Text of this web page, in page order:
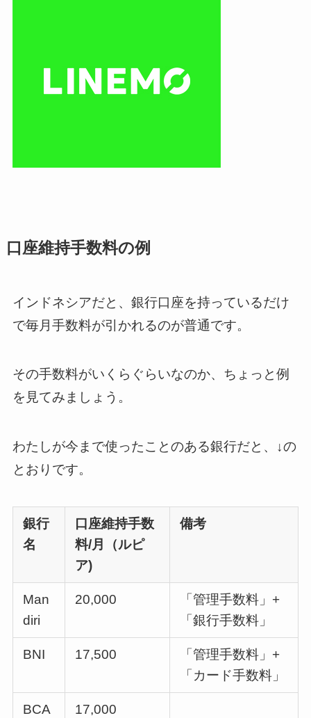
口座維持手数料の例
インドネシアだと、銀行口座を持っているだけ
で毎月手数料が引かれるのが普通です。
その手数料がいくらぐらいなのか、ちょっと例
を見てみましょう。
わたしが今まで使ったことのある銀行だと、↓の
とおりです。
銀行
名
口座維持手数
料/月（ルピ
ア)
備考
Man
diri
20,000
「管理手数料」+
「銀行手数料」
BNI 17,500
「管理手数料」+
「カード手数料」
BCA 17,000